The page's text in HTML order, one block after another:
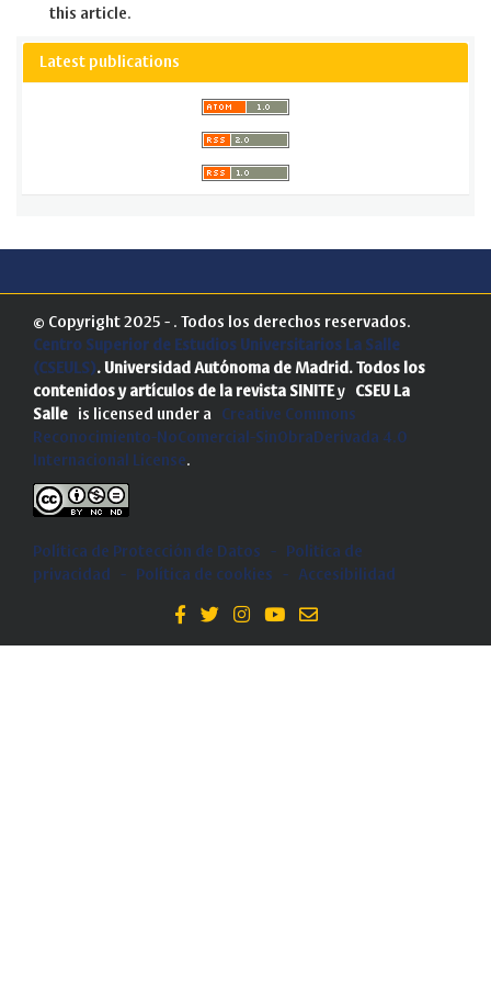
this article.
Latest publications
© Copyright 2025 - . Todos los derechos reservados.
Centro Superior de Estudios Universitarios La Salle
(CSEULS). Universidad Autónoma de Madrid. Todos los
contenidos y artículos de la revista SINITEy CSEU La
Salle is licensed under a Creative Commons
Reconocimiento-NoComercial-SinObraDerivada 4.0
Internacional License.
Política de Protección de Datos -
Politica de
privacidad
- Política de cookies - Accesibilidad